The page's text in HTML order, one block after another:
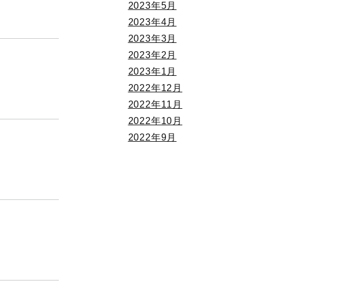
2023年5月
2023年4月
2023年3月
2023年2月
2023年1月
2022年12月
2022年11月
2022年10月
2022年9月